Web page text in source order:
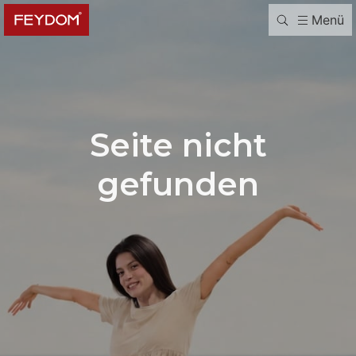
Menü
Seite nicht
gefunden